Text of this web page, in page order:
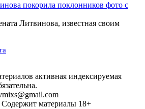
покорила поклонников фото с
Литвинова, известная своим
активная индексируемая
материалы 18+